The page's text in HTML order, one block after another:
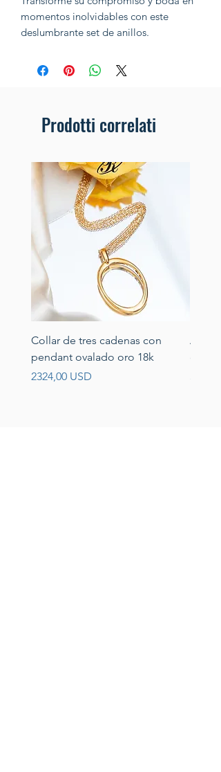
momentos inolvidables con este
deslumbrante set de anillos.
Prodotti correlati
Collar de tres cadenas con
pendant ovalado oro 18k
Prezzo
2324,00 USD